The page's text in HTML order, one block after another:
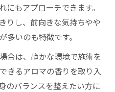
にもアプローチできます。
りし、前向きな気持ちやや
多いのも特徴です。
合は、静かな環境で施術を
きるアロマの香りを取り入
のバランスを整えたい方に